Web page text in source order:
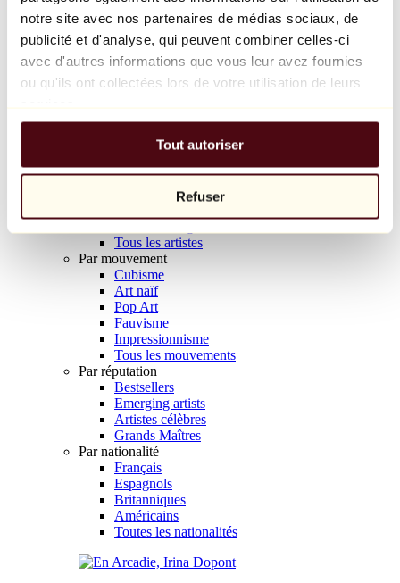
notre site avec nos partenaires de médias sociaux, de
publicité et d'analyse, qui peuvent combiner celles-ci
avec d'autres informations que vous leur avez fournies
ou qu'ils ont collectées lors de votre utilisation de leurs
Tout autoriser
Refuser
Balloon Dog (Orange)
Jeff Koons
10 000 €
Parcourir
Tous les sculpteurs
Tous les photographes
Tous les artistes
Par mouvement
Cubisme
Art naïf
Pop Art
Fauvisme
Impressionnisme
Tous les mouvements
Par réputation
Bestsellers
Emerging artists
Artistes célèbres
Grands Maîtres
Par nationalité
Français
Espagnols
Britanniques
Américains
Toutes les nationalités